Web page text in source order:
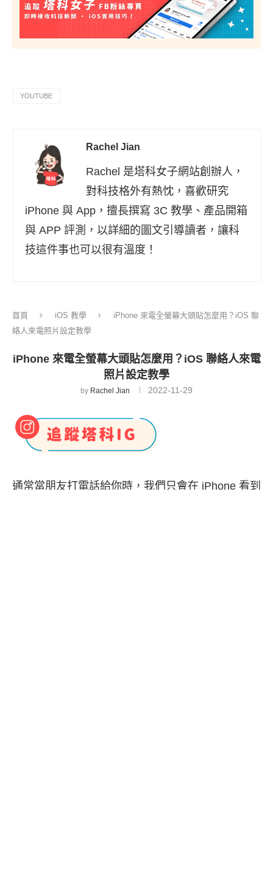
YOUTUBE
Rachel Jian
Rachel 是塔科女子網站創辦人，
對科技格外有熱忱，喜歡研究
iPhone 與 App，擅長撰寫 3C 教學、產品開箱
與 APP 評測，以詳細的圖文引導讀者，讓科
技這件事也可以很有溫度！
首頁 iOS 教學
iPhone 來電全螢幕大頭貼怎麼用？iOS 聯
絡人來電照片設定教學
iPhone 來電全螢幕大頭貼怎麼用？iOS 聯絡人來電
照片設定教學
by Rachel Jian 2022-11-29
通常當朋友打電話給你時，我們只會在 iPhone 看到